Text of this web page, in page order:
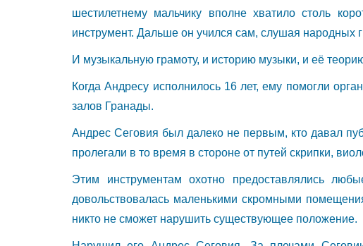
шестилетнему мальчику вполне хватило столь
инструмент. Дальше он учился сам, слушая народных
И музыкальную грамоту, и историю музыки, и её
Когда Андресу исполнилось 16 лет, ему помогли
залов Гранады.
Андрес Сеговия был далеко не первым, кто давал
пролегали в то время в стороне от путей скрипки,
Этим инструментам охотно предоставлялись
довольствовалась маленькими скромными
никто не сможет нарушить существующее положение.